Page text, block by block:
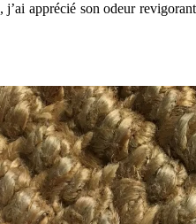
, j’ai apprécié son odeur